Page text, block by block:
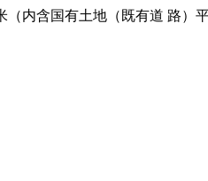
内含国有土地（既有道 路）